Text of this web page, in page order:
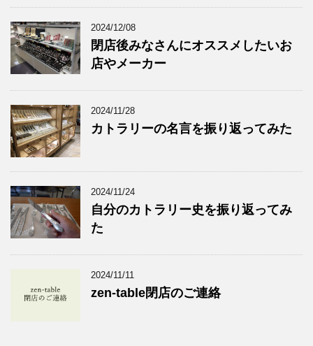
2024/12/08
閉店後みなさんにオススメしたいお
店やメーカー
2024/11/28
カトラリーの名言を振り返ってみた
2024/11/24
自分のカトラリー史を振り返ってみ
た
2024/11/11
zen-table閉店のご連絡